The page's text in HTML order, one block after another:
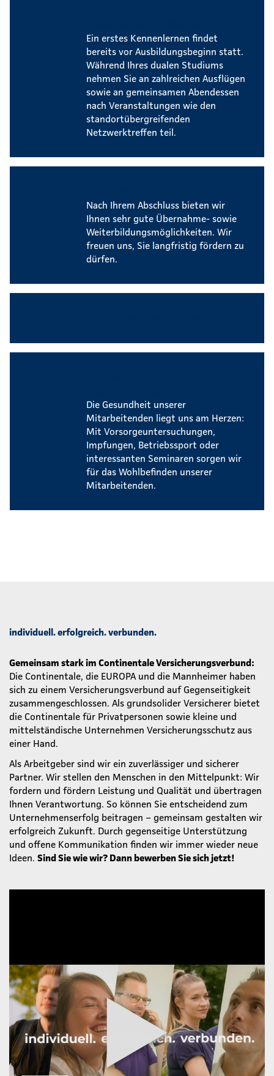
Ein erstes Kennenlernen findet
bereits vor Ausbildungsbeginn statt.
Während Ihres dualen Studiums
nehmen Sie an zahlreichen Ausflügen
sowie an gemeinsamen Abendessen
nach Veranstaltungen wie den
standortübergreifenden
Netzwerktreffen teil.
Nach Ihrem Abschluss bieten wir
Ihnen sehr gute Übernahme- sowie
Weiterbildungsmöglichkeiten. Wir
freuen uns, Sie langfristig fördern zu
dürfen.
Die Gesundheit unserer
Mitarbeitenden liegt uns am Herzen:
Mit Vorsorgeuntersuchungen,
Impfungen, Betriebssport oder
interessanten Seminaren sorgen wir
für das Wohlbefinden unserer
Mitarbeitenden.
individuell. erfolgreich. verbunden.
Gemeinsam stark im Continentale Versicherungsverbund:
Die Continentale, die EUROPA und die Mannheimer haben
sich zu einem Versicherungsverbund auf Gegenseitigkeit
zusammengeschlossen. Als grundsolider Versicherer bietet
die Continentale für Privatpersonen sowie kleine und
mittelständische Unternehmen Versicherungsschutz aus
einer Hand.
Als Arbeitgeber sind wir ein zuverlässiger und sicherer
Partner. Wir stellen den Menschen in den Mittelpunkt: Wir
fordern und fördern Leistung und Qualität und übertragen
Ihnen Verantwortung. So können Sie entscheidend zum
Unternehmenserfolg beitragen – gemeinsam gestalten wir
erfolgreich Zukunft. Durch gegenseitige Unterstützung
und offene Kommunikation finden wir immer wieder neue
Ideen. Sind Sie wie wir? Dann bewerben Sie sich jetzt!